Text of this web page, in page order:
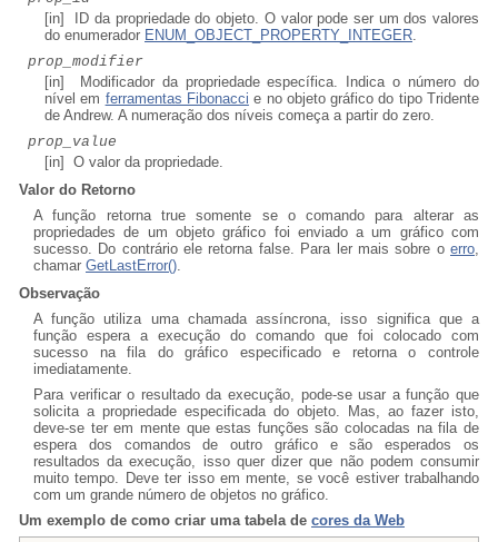
[in] ID da propriedade do objeto. O valor pode ser um dos valores
do enumerador ENUM_OBJECT_PROPERTY_INTEGER.
prop_modifier
[in] Modificador da propriedade específica. Indica o número do
nível em ferramentas Fibonacci e no objeto gráfico do tipo Tridente
de Andrew. A numeração dos níveis começa a partir do zero.
prop_value
[in] O valor da propriedade.
Valor do Retorno
A função retorna true somente se o comando para alterar as
propriedades de um objeto gráfico foi enviado a um gráfico com
sucesso. Do contrário ele retorna false. Para ler mais sobre o erro,
chamar GetLastError().
Observação
A função utiliza uma chamada assíncrona, isso significa que a
função espera a execução do comando que foi colocado com
sucesso na fila do gráfico especificado e retorna o controle
imediatamente.
Para verificar o resultado da execução, pode-se usar a função que
solicita a propriedade especificada do objeto. Mas, ao fazer isto,
deve-se ter em mente que estas funções são colocadas na fila de
espera dos comandos de outro gráfico e são esperados os
resultados da execução, isso quer dizer que não podem consumir
muito tempo. Deve ter isso em mente, se você estiver trabalhando
com um grande número de objetos no gráfico.
Um exemplo de como criar uma tabela de cores da Web